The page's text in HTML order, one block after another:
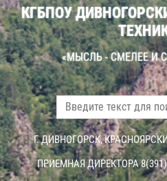
КГБПОУ
«МЫСЛЬ - СМЕЛЕЕ И
Г. ДИВНОГОРСК,
ПРИЕМНАЯ ДИРЕКТОРА